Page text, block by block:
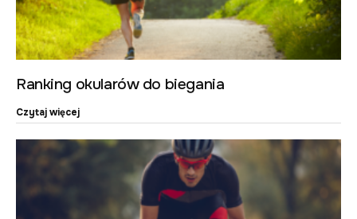
Ranking okularów do biegania
Czytaj więcej